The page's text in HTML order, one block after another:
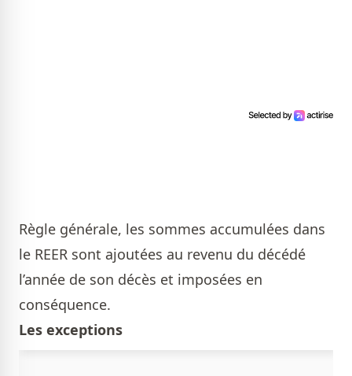
Règle générale, les sommes accumulées dans
le REER sont ajoutées au revenu du décédé
l’année de son décès et imposées en
conséquence.
Les exceptions